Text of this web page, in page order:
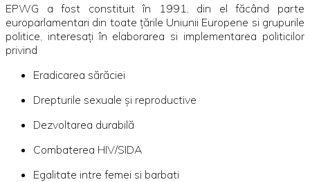
EPWG a fost constituit în 1991, din el făcând parte
europarlamentari din toate ţările Uniunii Europene si grupurile
politice, interesaţi în elaborarea si implementarea politicilor
privind
Eradicarea sărăciei
Drepturile sexuale şi reproductive
Dezvoltarea durabilă
Combaterea HIV/SIDA
Egalitate intre femei si barbati